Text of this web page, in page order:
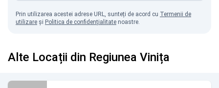
Prin utilizarea acestei adrese URL, sunteți de acord cu Termenii de
utilizare și Politica de confidențialitate noastre.
Alte Locații din Regiunea Vinița